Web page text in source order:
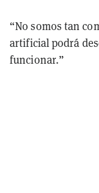
“No somos tan
artificial podrá
funcionar.”